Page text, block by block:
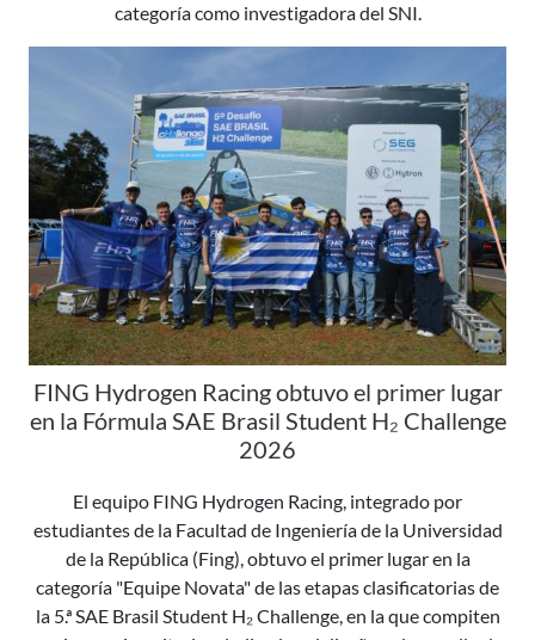
categoría como investigadora del SNI.
FING Hydrogen Racing obtuvo el primer lugar
en la Fórmula SAE Brasil Student H₂ Challenge
2026
El equipo FING Hydrogen Racing, integrado por
estudiantes de la Facultad de Ingeniería de la Universidad
de la República (Fing), obtuvo el primer lugar en la
categoría "Equipe Novata" de las etapas clasificatorias de
la 5.ª SAE Brasil Student H₂ Challenge, en la que compiten